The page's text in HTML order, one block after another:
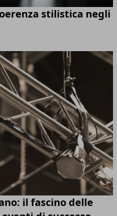
stilistica negli
il fascino delle